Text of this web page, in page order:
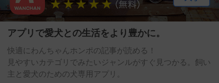
アプリで愛犬との生活をより豊かに。
快適にわんちゃんホンポの記事が読める！
見やすいカテゴリでみたいジャンルがすぐ見つかる。飼い
主と愛犬のための犬専用アプリ。